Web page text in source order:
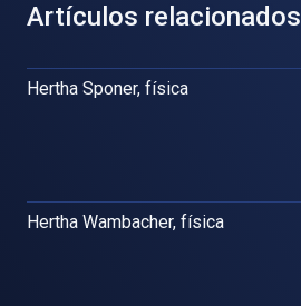
Artículos relacionados
Hertha Sponer, física
Hertha Wambacher, física